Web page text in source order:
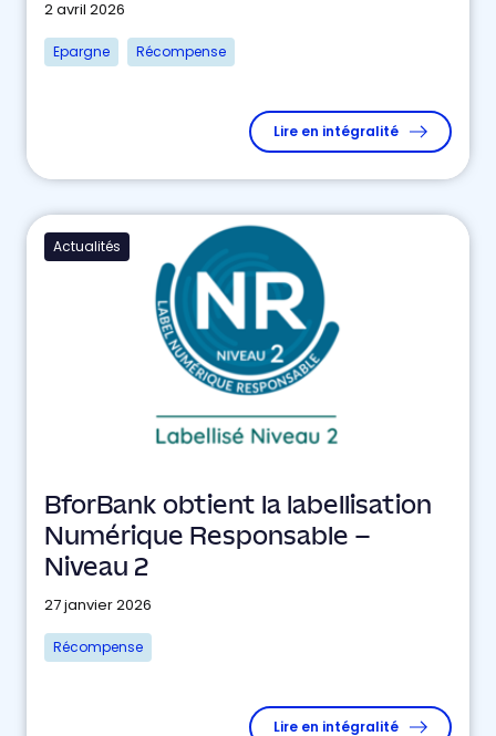
2 avril 2026
Epargne Récompense
Lire en intégralité
Actualités
BforBank obtient la labellisation
Numérique Responsable –
Niveau 2
27 janvier 2026
Récompense
Lire en intégralité